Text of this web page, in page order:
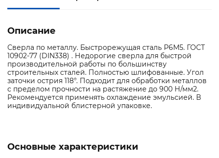
Описание
Сверла по металлу. Быстрорежущая сталь Р6М5. ГОСТ
10902-77 (DIN338) . Недорогие сверла для быстрой
производительной работы по большинству
строительных сталей. Полностью шлифованные. Угол
заточки острия 118°. Подходит для обработки металлов
с пределом прочности на растяжение до 900 Н/мм2.
Рекомендуется применять охлаждение эмульсией. В
индивидуальной блистерной упаковке.
Основные характеристики